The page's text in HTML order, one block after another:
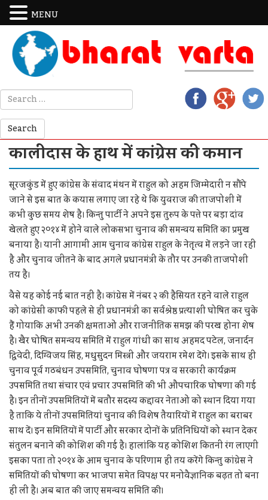
कालीदास के हाथ में कांग्रेस की कमान
सूरजकुंड में हुए कांग्रेस के संवाद मंथन में राहुल को अहम जिम्मेदारी न सौंपे
जाने से इस बात के कयास लगाए जा रहे थे कि युवराज की ताजपोशी में
कभी कुछ समय शेष है। किन्तु पार्टी ने अपने इस तुरुप के पत्ते पर बड़ा दांव
खेलते हुए २०१४ में होने वाले लोकसभा चुनाव की समन्वय समिति का प्रमुख
बनाया है। यानी आगामी आम चुनाव कांग्रेस राहुल के नेतृत्व में लड़ने जा रही
है और चुनाव जीतने के बाद अगले प्रधानमंत्री के तौर पर उनकी ताजपोशी
तय है।
वैसे यह कोई नई बात नहीं है। कांग्रेस में नंबर २ की हैसियत रहने वाले राहुल
को कांग्रेसी काफी पहले से ही प्रधानमंत्री का सर्वश्रेष्ठ प्रत्याशी घोषित कर चुके
हैं गोयाकि अभी उनकी क्षमताओं और राजनीतिक समझ की परख होना शेष
है। खैर घोषित समन्वय समिति में राहुल गांधी का साथ अहमद पटेल, जनार्दन
द्विवेदी, दिग्विजय सिंह, मधुसुदन मिस्त्री और जयराम रमेश देंगे। इसके साथ ही
चुनाव पूर्व गठबंधन उपसमिति, चुनाव घोषणा पत्र व सरकारी कार्यक्रम
उपसमिति तथा संचार एवं प्रचार उपसमिति की भी औपचारिक घोषणा की गई
है। इन तीनों उपसमितियों में बतौर सदस्य कद्दावर नेताओं को स्थान दिया गया
है ताकि ये तीनों उपसमितियां चुनाव की विशेष तैयारियों में राहुल का बराबर
साथ दें। इन समितियों में पार्टी और सरकार दोनों के प्रतिनिधियों को स्थान देकर
संतुलन बनाने की कोशिश की गई है। हालांकि यह कोशिश कितनी रंग लाएगी
इसका पता तो २०१४ के आम चुनाव के परिणाम ही तय करेंगे किन्तु कांग्रेस ने
समितियों की घोषणा कर भाजपा समेत विपक्ष पर मनोवैज्ञानिक बढ़त तो बना
ही ली है। अब बात की जाए समन्वय समिति की।
MENU